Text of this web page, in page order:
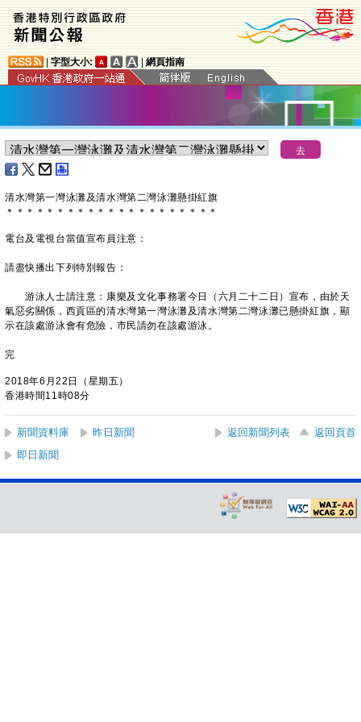
字型大小: 網頁指南
清水灣第一灣泳灘及清水灣第二灣泳灘懸掛紅旗
＊ ＊ ＊ ＊ ＊ ＊ ＊ ＊ ＊ ＊ ＊ ＊ ＊ ＊ ＊ ＊ ＊ ＊ ＊ ＊ ＊
電台及電視台當值宣布員注意：
請盡快播出下列特別報告：
游泳人士請注意：康樂及文化事務署今日（六月二十二日）宣布，由於天
氣惡劣關係，西貢區的清水灣第一灣泳灘及清水灣第二灣泳灘已懸掛紅旗，顯
示在該處游泳會有危險，市民請勿在該處游泳。
完
2018年6月22日（星期五）
香港時間11時08分
新聞資料庫 昨日新聞 返回新聞列表
返回頁首
即日新聞